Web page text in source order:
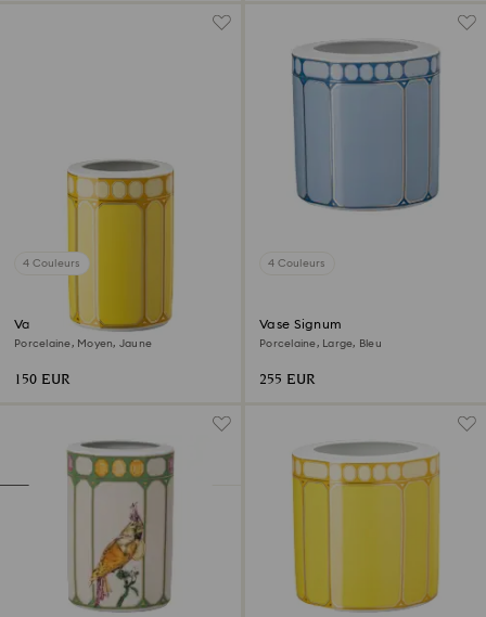
4 Couleurs
Vase Signum
Porcelaine, Moyen, Jaune
150 EUR
4 Couleurs
Vase Signum
Porcelaine, Large, Bleu
255 EUR